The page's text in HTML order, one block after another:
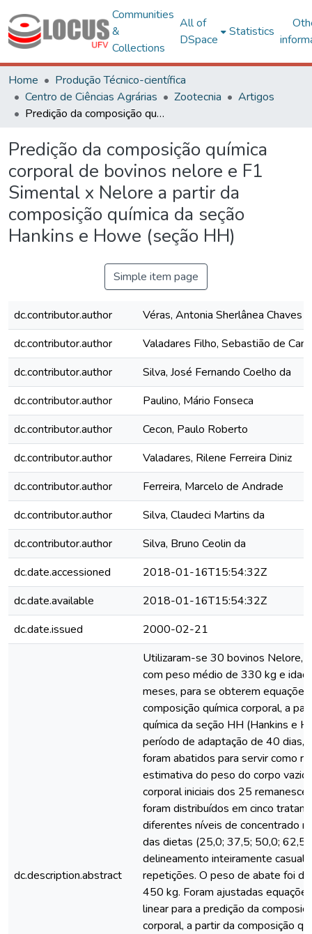
Communities
&
Collections
All of
DSpace
Statistics
Home
Produção Técnico-científica
Centro de Ciências Agrárias
Zootecnia
Artigos
Predição da composição química corporal de bovinos nelore e F1 Simental x Nelore a partir da composição química da seção Hankins e Howe (seção HH)
Predição da composição química
corporal de bovinos nelore e F1
Simental x Nelore a partir da
composição química da seção
Hankins e Howe (seção HH)
Simple item page
dc.contributor.author
Véras, Antonia Sherlânea Chaves
dc.contributor.author
Valadares Filho, Sebastião de
dc.contributor.author
Silva, José Fernando Coelho da
dc.contributor.author
Paulino, Mário Fonseca
dc.contributor.author
Cecon, Paulo Roberto
dc.contributor.author
Valadares, Rilene Ferreira Diniz
dc.contributor.author
Ferreira, Marcelo de Andrade
dc.contributor.author
Silva, Claudeci Martins da
dc.contributor.author
Silva, Bruno Ceolin da
dc.date.accessioned
2018-01-16T15:54:32Z
dc.date.available
2018-01-16T15:54:32Z
dc.date.issued
2000-02-21
dc.description.abstract
Utilizaram-se 30 bovinos Nelore,
com peso médio de 330 kg e
meses, para se obterem
composição química corporal, a
química da seção HH (Hankins e
período de adaptação de 40 dias,
foram abatidos para servir como
estimativa do peso do corpo vazio
corporal iniciais dos 25
foram distribuídos em cinco
diferentes níveis de concentrado
das dietas (25,0; 37,5; 50,0; 62,5;
delineamento inteiramente
repetições. O peso de abate foi
450 kg. Foram ajustadas
linear para a predição da
corporal, a partir da composição